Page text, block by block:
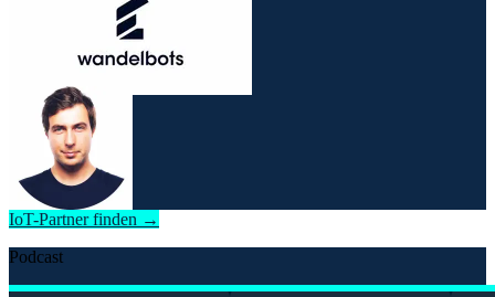
IoT-Partner finden →
Podcast